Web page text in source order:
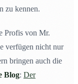
zu kennen.
Profis von Mr.
verfügen nicht nur
bringen auch die
Blog: Der